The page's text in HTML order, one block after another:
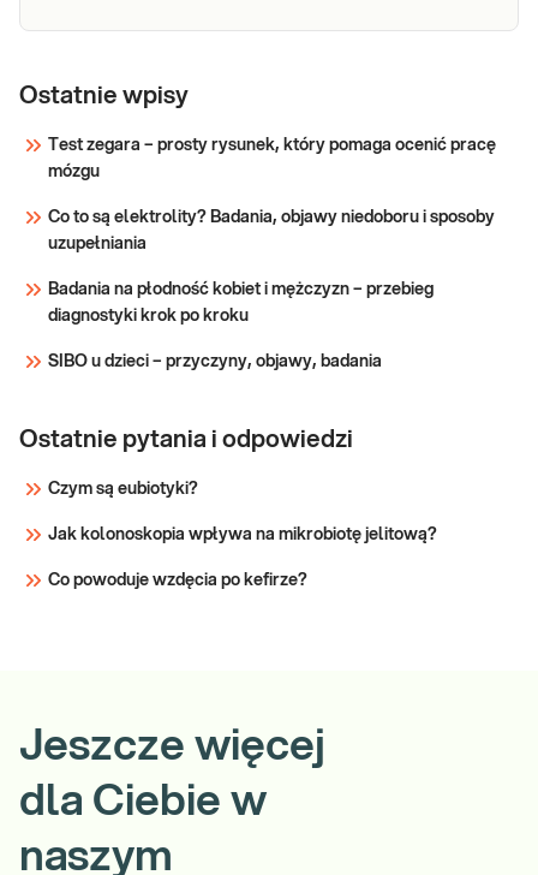
wskazując
pylori IgG
Helicobacter pylori. Oznaczenie poziomu
surowicy krwi żylnej, przydatne w
Ostatnie wpisy
Test zegara – prosty rysunek, który pomaga ocenić pracę
mózgu
Co to są elektrolity? Badania, objawy niedoboru i sposoby
uzupełniania
Badania na płodność kobiet i mężczyzn – przebieg
diagnostyki krok po kroku
SIBO u dzieci – przyczyny, objawy, badania
Ostatnie pytania i odpowiedzi
Czym są eubiotyki?
Jak kolonoskopia wpływa na mikrobiotę jelitową?
Co powoduje wzdęcia po kefirze?
Jeszcze więcej
dla Ciebie w
naszym